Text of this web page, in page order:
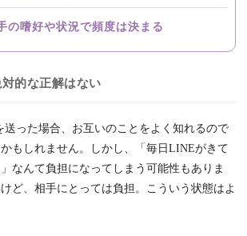
の嗜好や状況で頻度は決まる
的な正解はない
送った場合、お互いのことをよく知れるので
もしれません。しかし、「毎日LINEがきて
なんて負担になってしまう可能性もありま
ど、相手にとっては負担。こういう状態はよ